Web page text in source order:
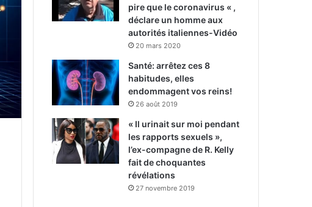
pire que le coronavirus « ,
déclare un homme aux
autorités italiennes-Vidéo
20 mars 2020
Santé: arrêtez ces 8
habitudes, elles
endommagent vos reins!
26 août 2019
« Il urinait sur moi pendant
les rapports sexuels »,
l’ex-compagne de R. Kelly
fait de choquantes
révélations
27 novembre 2019